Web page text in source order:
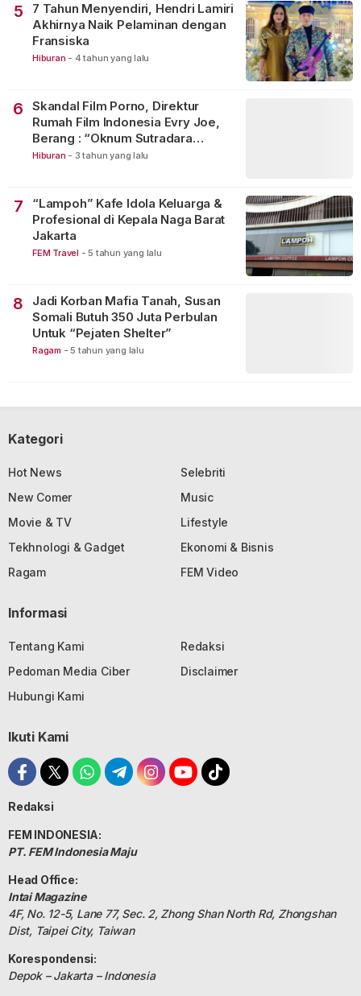
5
7 Tahun Menyendiri, Hendri Lamiri
Akhirnya Naik Pelaminan dengan
Fransiska
Hiburan - 4 tahun yang lalu
6
Skandal Film Porno, Direktur
Rumah Film Indonesia Evry Joe,
Berang : “Oknum Sutradara
Merusak Perfilman Indonesia”!
Hiburan - 3 tahun yang lalu
7
“Lampoh” Kafe Idola Keluarga &
Profesional di Kepala Naga Barat
Jakarta
FEM Travel - 5 tahun yang lalu
8
Jadi Korban Mafia Tanah, Susan
Somali Butuh 350 Juta Perbulan
Untuk “Pejaten Shelter”
Ragam - 5 tahun yang lalu
Kategori
Hot News
Selebriti
New Comer
Music
Movie & TV
Lifestyle
Tekhnologi & Gadget
Ekonomi & Bisnis
Ragam
FEM Video
Informasi
Tentang Kami
Redaksi
Pedoman Media Ciber
Disclaimer
Hubungi Kami
Ikuti Kami
Redaksi
FEM INDONESIA:
PT. FEM Indonesia Maju
Head Office:
Intai Magazine
4F, No. 12-5, Lane 77, Sec. 2, Zhong Shan North Rd, Zhongshan
Dist, Taipei City, Taiwan
Korespondensi:
Depok – Jakarta – Indonesia